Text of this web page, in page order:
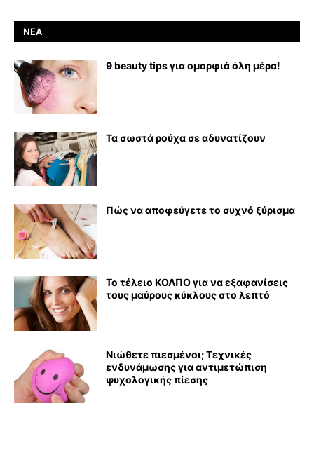
ΝΈΑ
9 beauty tips για ομορφιά όλη μέρα!
Τα σωστά ρούχα σε αδυνατίζουν
Πώς να αποφεύγετε το συχνό ξύρισμα
Το τέλειο ΚΟΛΠΟ για να εξαφανίσεις
τους μαύρους κύκλους στο λεπτό
Νιώθετε πιεσμένοι; Τεχνικές
ενδυνάμωσης για αντιμετώπιση
ψυχολογικής πίεσης